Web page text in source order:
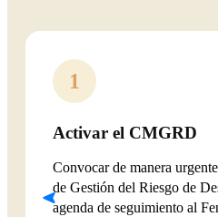
1
Activar el CMGRD
Convocar de manera
de Gestión del Riesgo de
agenda de seguimiento al